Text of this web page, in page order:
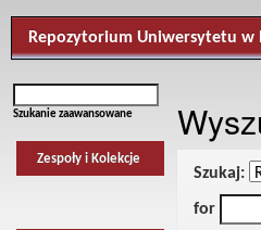
Repozytorium Uniwersytetu w
Szukanie zaawansowane
Zespoły i Kolekcje
Szukaj:
for